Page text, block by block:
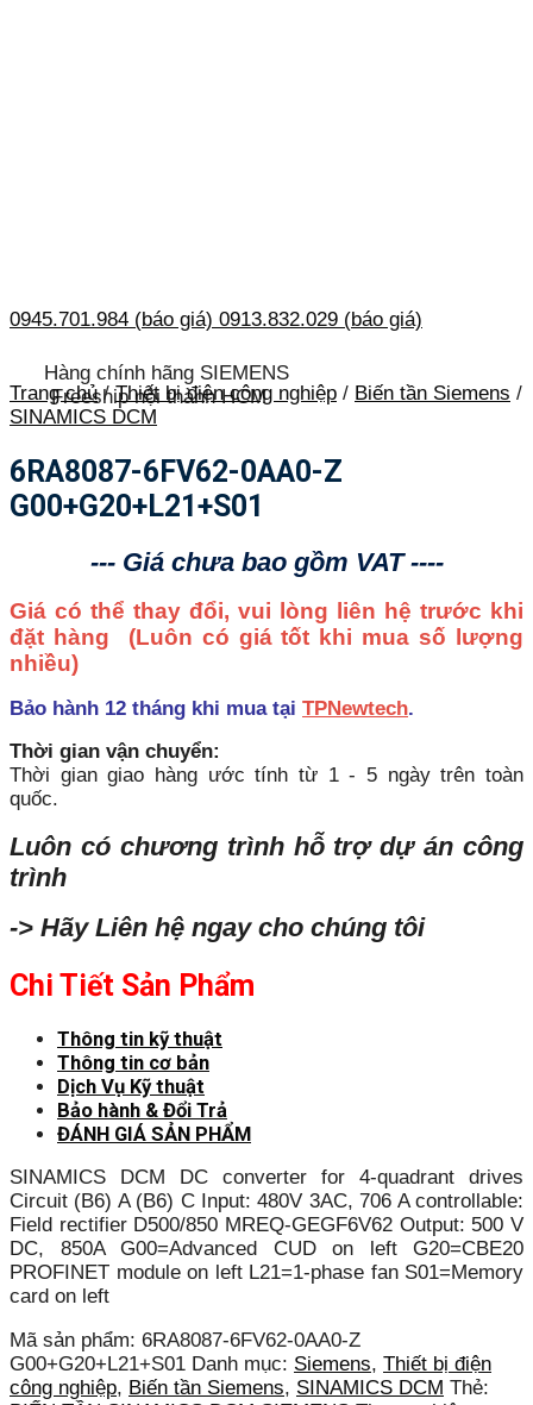
0945.701.984 (báo giá) 0913.832.029 (báo giá)
Hàng chính hãng SIEMENS
Freeship nội thành HCM
Trang chủ / Thiết bị điện công nghiệp / Biến tần Siemens /
SINAMICS DCM
6RA8087-6FV62-0AA0-Z
G00+G20+L21+S01
--- Giá chưa bao gồm VAT ----
Giá có thể thay đổi, vui lòng liên hệ trước khi
đặt hàng (Luôn có giá tốt khi mua số lượng
nhiều)
Bảo hành 12 tháng khi mua tại TPNewtech.
Thời gian vận chuyển:
Thời gian giao hàng ước tính từ 1 - 5 ngày trên toàn
quốc.
Luôn có chương trình hỗ trợ dự án công
trình
-> Hãy Liên hệ ngay cho chúng tôi
Chi Tiết Sản Phẩm
Thông tin kỹ thuật
Thông tin cơ bản
Dịch Vụ Kỹ thuật
Bảo hành & Đổi Trả
ĐÁNH GIÁ SẢN PHẨM
SINAMICS DCM DC converter for 4-quadrant drives
Circuit (B6) A (B6) C Input: 480V 3AC, 706 A controllable:
Field rectifier D500/850 MREQ-GEGF6V62 Output: 500 V
DC, 850A G00=Advanced CUD on left G20=CBE20
PROFINET module on left L21=1-phase fan S01=Memory
card on left
Mã sản phẩm: 6RA8087-6FV62-0AA0-Z
G00+G20+L21+S01 Danh mục: Siemens, Thiết bị điện
công nghiệp, Biến tần Siemens, SINAMICS DCM Thẻ: